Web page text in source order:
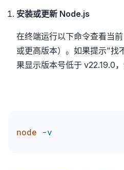
安装或更新 Node.js
在终端运行以下命令查看当
或更高版本）。如果提示"找
果显示版本号低于 v22.19.0，
node -v